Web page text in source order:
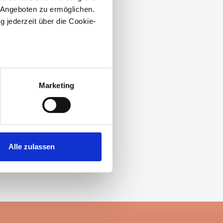
zu ermöglichen.
jederzeit über die Cookie-
sein können
Präferenzen imAbschnitt
anbieten zu können
Verwendung unserer
Marketing
Alle zulassen